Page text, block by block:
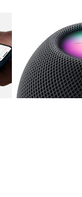
图库